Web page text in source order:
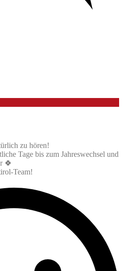
zu hören!
Tage bis zum Jahreswechsel und
🍀
Team!